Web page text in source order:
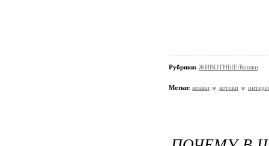
Рубрики: ЖИВОТНЫЕ/Кошки
Метки: кошки котики